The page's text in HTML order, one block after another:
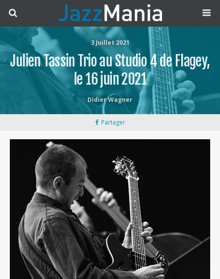
3 Juillet 2021
Julien Tassin Trio au Studio 4 de Flagey,
le 16 juin 2021
Didier Wagner
Partager